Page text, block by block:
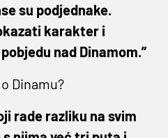
su podjednake.
karakter i
nad Dinamom.”
Dinamu?
rade razliku na svim